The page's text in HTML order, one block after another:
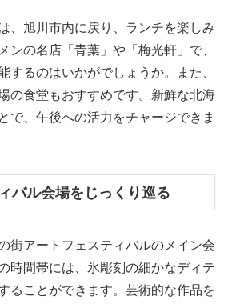
、旭川市内に戻り、ランチを楽しみ
ンの名店「青葉」や「梅光軒」で、
するのはいかがでしょうか。また、
の食堂もおすすめです。新鮮な北海
で、午後への活力をチャージできま
バル会場をじっくり巡る
街アートフェスティバルのメイン会
時間帯には、氷彫刻の細かなディテ
ることができます。芸術的な作品を